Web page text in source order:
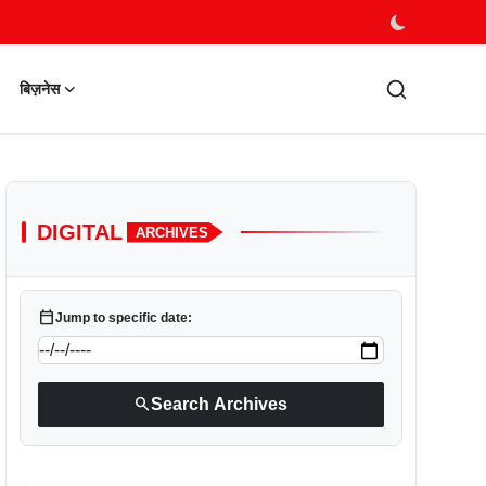
बिज़नेस
DIGITAL ARCHIVES
calendar_todayJump to specific date:
searchSearch Archives